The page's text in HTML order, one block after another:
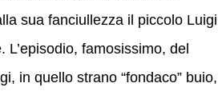
sua fanciullezza il piccolo Luigi
L’episodio, famosissimo, del
in quello strano “fondaco” buio,